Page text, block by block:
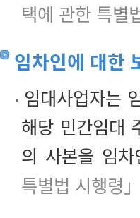
택에 관한 특별
임차인에 대한
임대사업자는
해당 민간임대
의 사본을 임
특별법 시행령